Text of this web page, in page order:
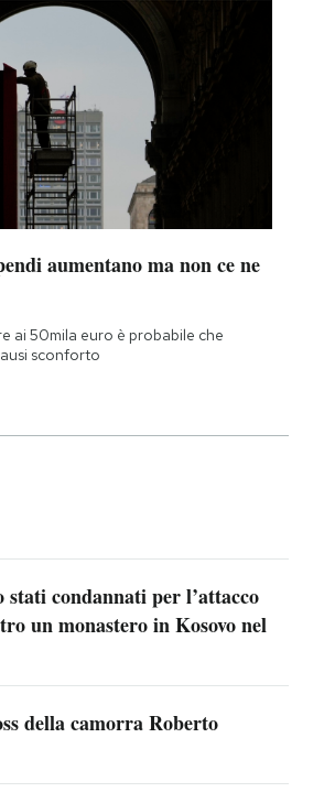
aumentano ma non ce ne
ai 50mila euro è probabile che
sconforto
condannati per l’attacco
un monastero in Kosovo nel
della camorra Roberto